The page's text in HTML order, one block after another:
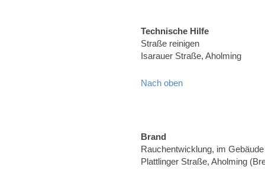
Technische Hilfe
Straße reinigen
Isarauer Straße, Aholming
Nach oben
Brand
Rauchentwicklung, im Gebäude
Plattlinger Straße, Aholming